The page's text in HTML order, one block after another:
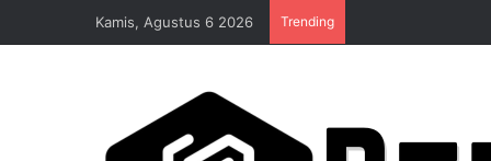
Kamis, Agustus 6 2026 Trending